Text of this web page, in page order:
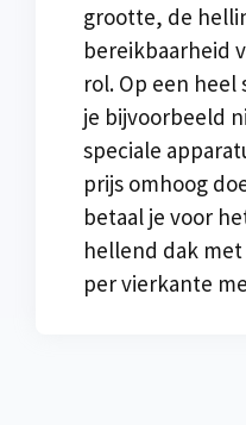
grootte, de
bereikbaarheid
rol. Op een heel
je bijvoorbeeld
speciale
prijs omhoog
betaal je voor
hellend dak met
per vierkante